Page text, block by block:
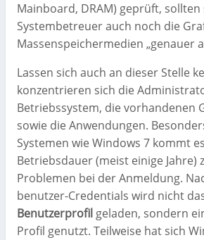
Mainboard, DRAM) geprüft, sollten
Systembetreuer auch noch die
Massenspeichermedien „genauer
Lassen sich auch an dieser Stelle
konzentrieren sich die
Betriebssystem, die vorhandenen
sowie die Anwendungen.
Systemen wie Windows 7 kommt
Betriebsdauer (meist einige Jahre)
Problemen bei der Anmeldung.
benutzer-Credentials wird nicht
Benutzerprofil geladen, sondern
Profil genutzt. Teilweise hat sich